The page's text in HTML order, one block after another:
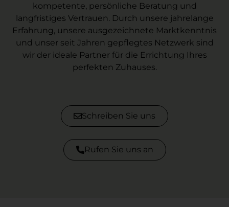
kompetente, persönliche Beratung und
langfristiges Vertrauen. Durch unsere jahrelange
Erfahrung, unsere ausgezeichnete Marktkenntnis
und unser seit Jahren gepflegtes Netzwerk sind
wir der ideale Partner für die Errichtung Ihres
perfekten Zuhauses.
Schreiben Sie uns
Rufen Sie uns an